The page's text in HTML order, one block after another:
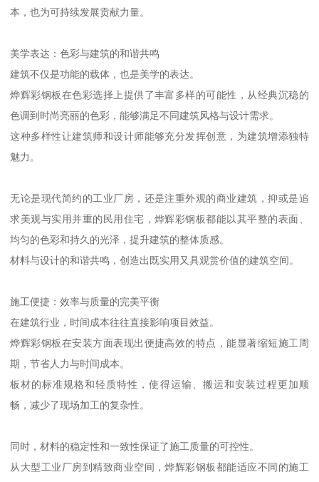
本，也为可持续发展贡献力量。
美学表达：色彩与建筑的和谐共鸣
建筑不仅是功能的载体，也是美学的表达。
烨辉彩钢板在色彩选择上提供了丰富多样的可能性，从经典沉稳的
色调到时尚亮丽的色彩，能够满足不同建筑风格与设计需求。
这种多样性让建筑师和设计师能够充分发挥创意，为建筑增添独特
魅力。
无论是现代简约的工业厂房，还是注重外观的商业建筑，抑或是追
求美观与实用并重的民用住宅，烨辉彩钢板都能以其平整的表面、
均匀的色彩和持久的光泽，提升建筑的整体质感。
材料与设计的和谐共鸣，创造出既实用又具观赏价值的建筑空间。
施工便捷：效率与质量的完美平衡
在建筑行业，时间成本往往直接影响项目效益。
烨辉彩钢板在安装方面表现出便捷高效的特点，能显著缩短施工周
期，节省人力与时间成本。
板材的标准规格和轻质特性，使得运输、搬运和安装过程更加顺
畅，减少了现场加工的复杂性。
同时，材料的稳定性和一致性保证了施工质量的可控性。
从大型工业厂房到精致商业空间，烨辉彩钢板都能适应不同的施工